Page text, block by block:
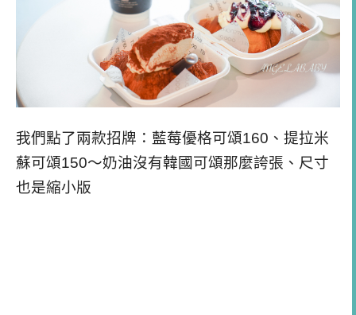
我們點了兩款招牌：藍莓優格可頌160、提拉米
蘇可頌150～奶油沒有韓國可頌那麼誇張、尺寸
也是縮小版